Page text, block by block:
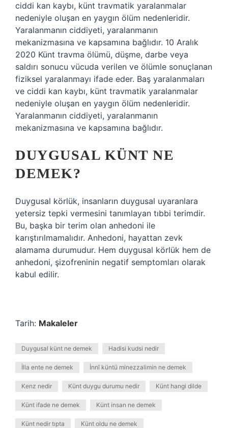
ciddi kan kaybı, künt travmatik yaralanmalar
nedeniyle oluşan en yaygın ölüm nedenleridir.
Yaralanmanın ciddiyeti, yaralanmanın
mekanizmasına ve kapsamına bağlıdır. 10 Aralık
2020 Künt travma ölümü, düşme, darbe veya
saldırı sonucu vücuda verilen ve ölümle sonuçlanan
fiziksel yaralanmayı ifade eder. Baş yaralanmaları
ve ciddi kan kaybı, künt travmatik yaralanmalar
nedeniyle oluşan en yaygın ölüm nedenleridir.
Yaralanmanın ciddiyeti, yaralanmanın
mekanizmasına ve kapsamına bağlıdır.
DUYGUSAL KÜNT NE
DEMEK?
Duygusal körlük, insanların duygusal uyaranlara
yetersiz tepki vermesini tanımlayan tıbbi terimdir.
Bu, başka bir terim olan anhedoni ile
karıştırılmamalıdır. Anhedoni, hayattan zevk
alamama durumudur. Hem duygusal körlük hem de
anhedoni, şizofreninin negatif semptomları olarak
kabul edilir.
Tarih: Makaleler
Duygusal künt ne demek Hadisi kudsi nedir
İlla ente ne demek İnnî küntü minezzalimin ne demek
Kenz nedir Künt duygu durumu nedir Künt hangi dilde
Künt ifade ne demek Künt insan ne demek
Künt nedir tıpta Künt oldu ne demek